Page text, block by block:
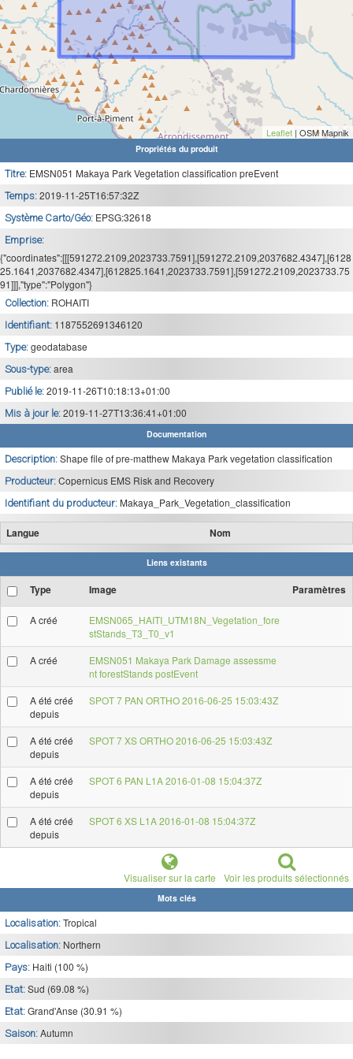
Leaflet | OSM Mapnik
Propriétés du produit
Titre: EMSN051 Makaya Park Vegetation classification preEvent
Temps: 2019-11-25T16:57:32Z
Système Carto/Géo: EPSG:32618
Emprise:
{"coordinates":[[[591272.2109,2023733.7591],[591272.2109,2037682.4347],[6128
25.1641,2037682.4347],[612825.1641,2023733.7591],[591272.2109,2023733.75
91]]],"type":"Polygon"}
Collection: ROHAITI
Identifiant: 1187552691346120
Type: geodatabase
Sous-type: area
Publié le: 2019-11-26T10:18:13+01:00
Mis à jour le: 2019-11-27T13:36:41+01:00
Documentation
Description: Shape file of pre-matthew Makaya Park vegetation classification
Producteur: Copernicus EMS Risk and Recovery
Identifiant du producteur: Makaya_Park_Vegetation_classification
Langue Nom
Liens existants
Type Image Paramètres
A créé
EMSN065_HAITI_UTM18N_Vegetation_fore
stStands_T3_T0_v1
A créé
EMSN051 Makaya Park Damage assessme
nt forestStands postEvent
A été créé
depuis
SPOT 7 PAN ORTHO 2016-06-25 15:03:43Z
A été créé
depuis
SPOT 7 XS ORTHO 2016-06-25 15:03:43Z
A été créé
depuis
SPOT 6 PAN L1A 2016-01-08 15:04:37Z
A été créé
depuis
SPOT 6 XS L1A 2016-01-08 15:04:37Z
Visualiser sur la carte Voir les produits sélectionnés
Mots clés
Localisation: Tropical
Localisation: Northern
Pays: Haiti (100 %)
Etat: Sud (69.08 %)
Etat: Grand'Anse (30.91 %)
Saison: Autumn